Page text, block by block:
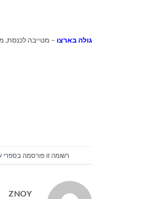
גולה בארצו – מטייבה לכנסת,
רשומה זו פורסמה בספרי
ZNOY